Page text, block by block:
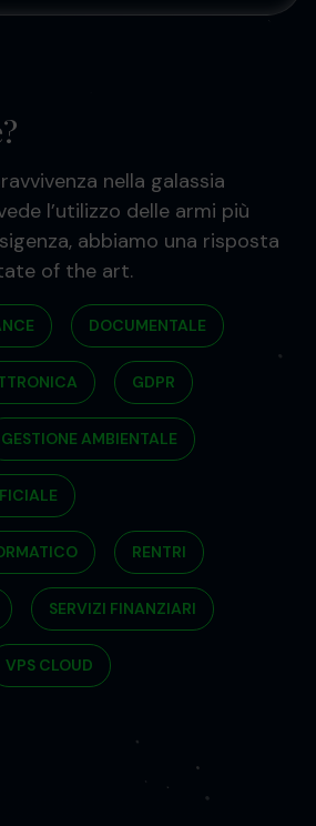
nella galassia
l’utilizzo delle armi più
abbiamo una risposta
of the art.
DOCUMENTALE
GDPR
GESTIONE AMBIENTALE
RENTRI
SERVIZI FINANZIARI
VPS CLOUD